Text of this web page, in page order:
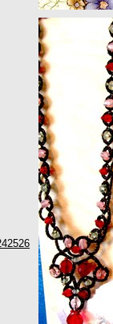
2526